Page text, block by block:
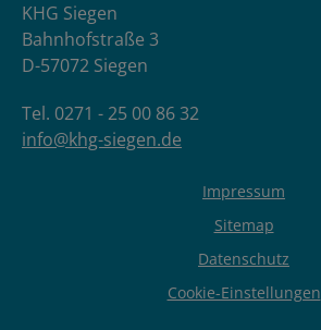
KHG Siegen
Bahnhofstraße 3
D-57072 Siegen
Tel. 0271 - 25 00 86 32
info@khg-siegen.de
Impressum
Sitemap
Datenschutz
Cookie-Einstellungen